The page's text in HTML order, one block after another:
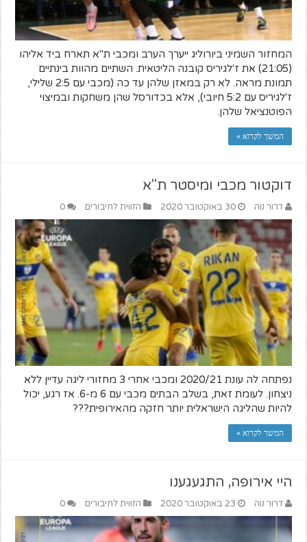
המחזור השמיני ביורוליג ייערך הערב ומכבי ת"א תארח ביד אליהו
(21:05) את ז'לגיריס קובנה הליטאית. השתיים מהוות בינתיים
תמונת מראה. לא רק במאזן שלהן עד כה (מכבי עם 2:5 שלילי,
ז'לגיריס עם 5:2 חיובי), אלא בכדורסל שהן משחקות ובמיצוי
הפוטנציאל שלהן.
המשך לקרוא »
דוקטור מכבי ומיסטר ת"א
דרור נוה 30 באוקטובר 2020 הזווית לחיבורים 0
נפתחה לה עונת 2020/21 ומכבי אחרי 3 מחזורי ליגה עדיין ללא
ניצחון. לעומת זאת, בשלב הבתים מכבי עם 6 מ-6. אז רגע, יכול
להיות שהליגה הישראלית יותר חזקה מהאירופית???
המשך לקרוא »
היי אירופה, התגעגענו
דרור נוה 23 באוקטובר 2020 הזווית לחיבורים 0